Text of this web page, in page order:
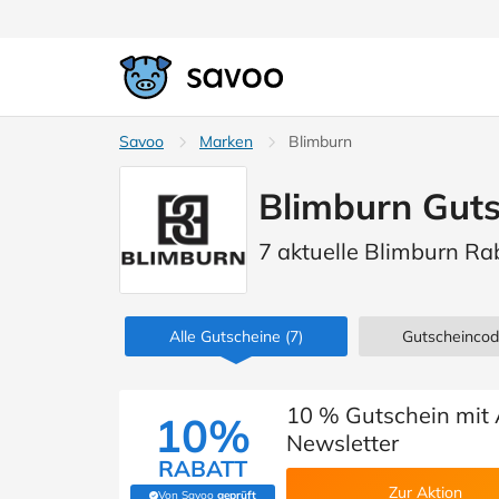
Savoo Marken Blimburn
Blimburn
7 aktuelle Blimburn
Alle Gutscheine (7)
10%
RABATT
Von Savoo geprüft
10 % Gutschein
Newsletter
Zur Aktion